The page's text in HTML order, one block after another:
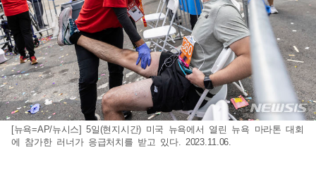
[뉴욕=AP/뉴시스] 5일(현지시간) 미국 뉴욕에서 열린 뉴욕 마라톤 대회
에 참가한 러너가 응급처치를 받고 있다. 2023.11.06.